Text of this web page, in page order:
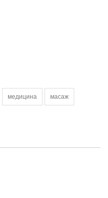
медицина масаж